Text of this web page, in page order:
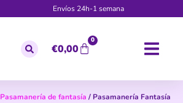
Envíos 24h-1 semana
€0,00
0
Pasamanería de fantasía / Pasamanería Fantasía